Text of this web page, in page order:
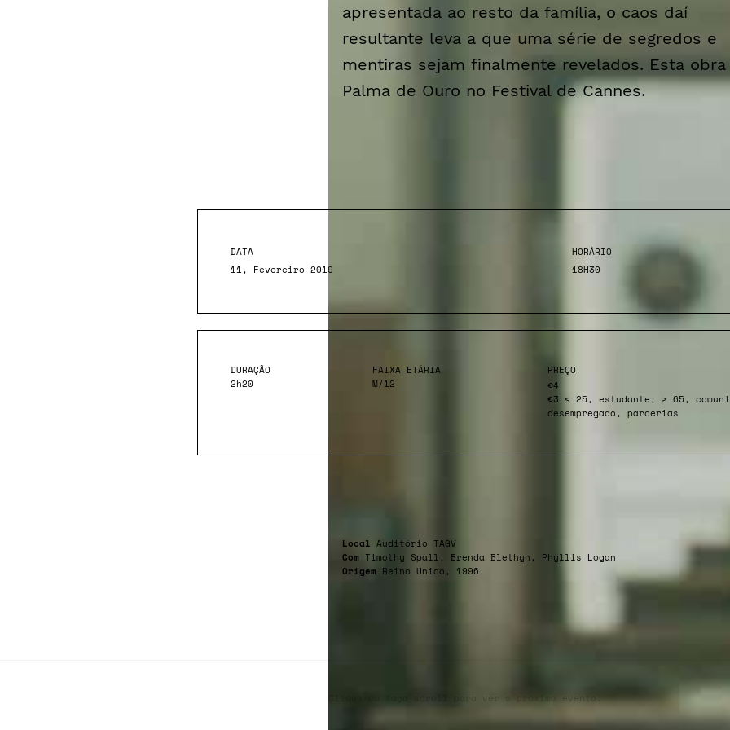
apresentada ao resto da família, o caos daí
resultante leva a que uma série de segredos e
mentiras sejam finalmente revelados. Esta
Palma de Ouro no Festival de Cannes.
DATA
11, Fevereiro 2019
HORÁRIO
18H30
DURAÇÃO
2h20
FAIXA ETÁRIA
M/12
PREÇO
€4
€3 < 25, estudante, > 65,
desempregado, parcerias
Local Auditório TAGV
Com Timothy Spall, Brenda Blethyn, Phyllis Logan
Origem Reino Unido, 1996
Clique ou faça scroll para ver o próximo evento.